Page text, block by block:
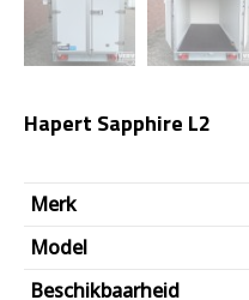
Hapert Sapphire L2
Merk
Model
Beschikbaarheid